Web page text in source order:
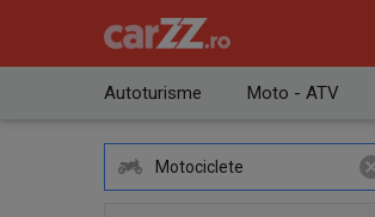
Autoturisme Moto - ATV
Motociclete